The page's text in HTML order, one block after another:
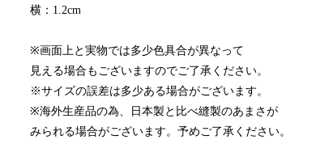
横：1.2cm
※画面上と実物では多少色具合が異なって
見える場合もございますのでご了承ください。
※サイズの誤差は多少ある場合がございます。
※海外生産品の為、日本製と比べ縫製のあまさが
みられる場合がございます。予めご了承ください。